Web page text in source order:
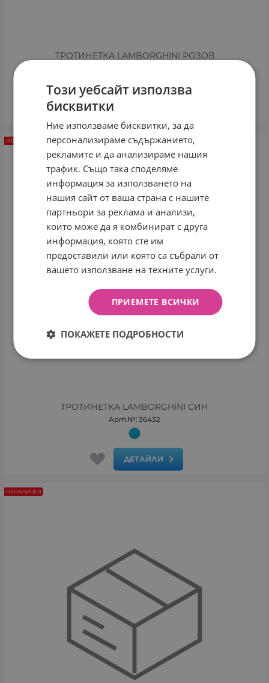
ТРОТИНЕТКА LAMBORGHINI РОЗОВ
ТРОТИНЕТКА LAMBORGHINI СИН
Арт.№: 36432
ДЕТАЙЛИ
НЕНАЛИЧЕН
НЕНАЛИЧЕН
Този уебсайт използва
бисквитки
Ние използваме бисквитки, за да
персонализираме съдържанието,
рекламите и да анализираме нашия
трафик. Също така споделяме
информация за използването на
нашия сайт от ваша страна с нашите
партньори за реклама и анализи,
които може да я комбинират с друга
информация, която сте им
предоставили или която са събрали от
вашето използване на техните услуги.
ПРИЕМЕТЕ ВСИЧКИ
ПОКАЖЕТЕ ПОДРОБНОСТИ